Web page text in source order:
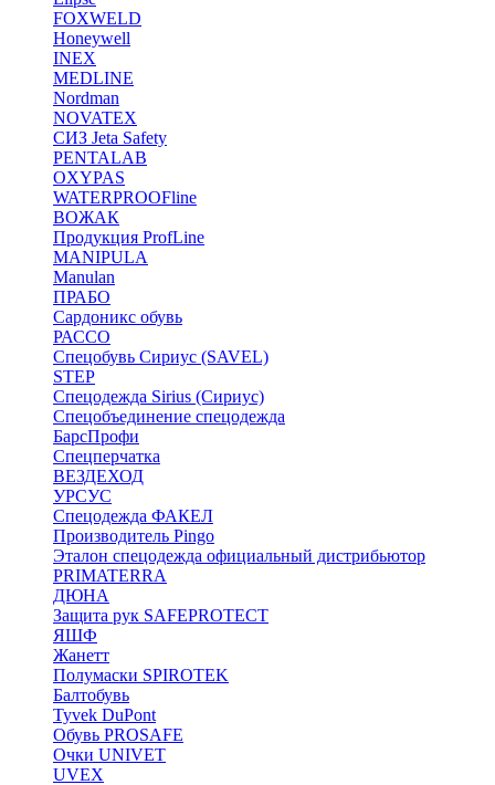
FOXWELD
Honeywell
INEX
MEDLINE
Nordman
NOVATEX
СИЗ Jeta Safety
PENTALAB
OXYPAS
WATERPROOFline
ВОЖАК
Продукция ProfLine
MANIPULA
Manulan
ПРАБО
Сардоникс обувь
РАССО
Спецобувь Сириус (SAVEL)
STEP
Спецодежда Sirius (Сириус)
Спецобъединение спецодежда
БарсПрофи
Спецперчатка
ВЕЗДЕХОД
УРСУС
Спецодежда ФАКЕЛ
Производитель Pingo
Эталон спецодежда официальный дистрибьютор
PRIMATERRA
ДЮНА
Защита рук SAFEPROTECT
ЯШФ
Жанетт
Полумаски SPIROTEK
Балтобувь
Tyvek DuPont
Обувь PROSAFE
Очки UNIVET
UVEX